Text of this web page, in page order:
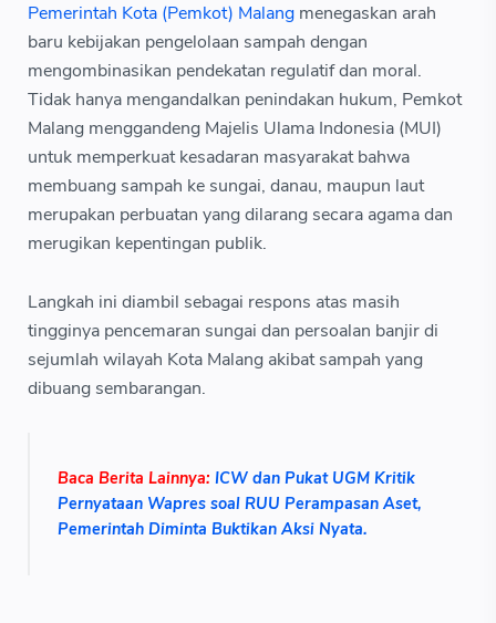
Pemerintah Kota (Pemkot) Malang menegaskan arah
baru kebijakan pengelolaan sampah dengan
mengombinasikan pendekatan regulatif dan moral.
Tidak hanya mengandalkan penindakan hukum, Pemkot
Malang menggandeng Majelis Ulama Indonesia (MUI)
untuk memperkuat kesadaran masyarakat bahwa
membuang sampah ke sungai, danau, maupun laut
merupakan perbuatan yang dilarang secara agama dan
merugikan kepentingan publik.
Langkah ini diambil sebagai respons atas masih
tingginya pencemaran sungai dan persoalan banjir di
sejumlah wilayah Kota Malang akibat sampah yang
dibuang sembarangan.
Baca Berita Lainnya: ICW dan Pukat UGM Kritik
Pernyataan Wapres soal RUU Perampasan Aset,
Pemerintah Diminta Buktikan Aksi Nyata.